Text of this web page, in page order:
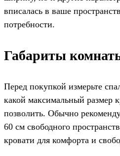
вписалась в ваше
потребности.
Габариты
Перед покупкой измерьте
какой максимальный размер
позволить. Обычно
60 см свободного
кровати для комфорта и